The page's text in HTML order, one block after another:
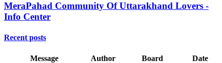
MeraPahad Community Of Uttarakhand Lovers -
Info Center
Recent posts
Message Author Board Date